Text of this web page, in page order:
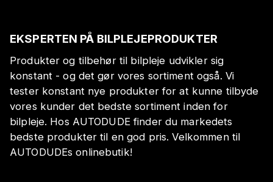
EKSPERTEN PÅ BILPLEJEPRODUKTER
Produkter og tilbehør til bilpleje udvikler sig
konstant - og det gør vores sortiment også. Vi
tester konstant nye produkter for at kunne tilbyde
vores kunder det bedste sortiment inden for
bilpleje. Hos AUTODUDE finder du markedets
bedste produkter til en god pris. Velkommen til
AUTODUDEs onlinebutik!